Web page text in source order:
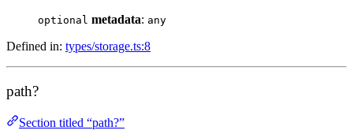
optional metadata: any
Defined in: types/storage.ts:8
path?
Section titled “path?”